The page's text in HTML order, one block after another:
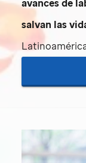
avances de
salvan las